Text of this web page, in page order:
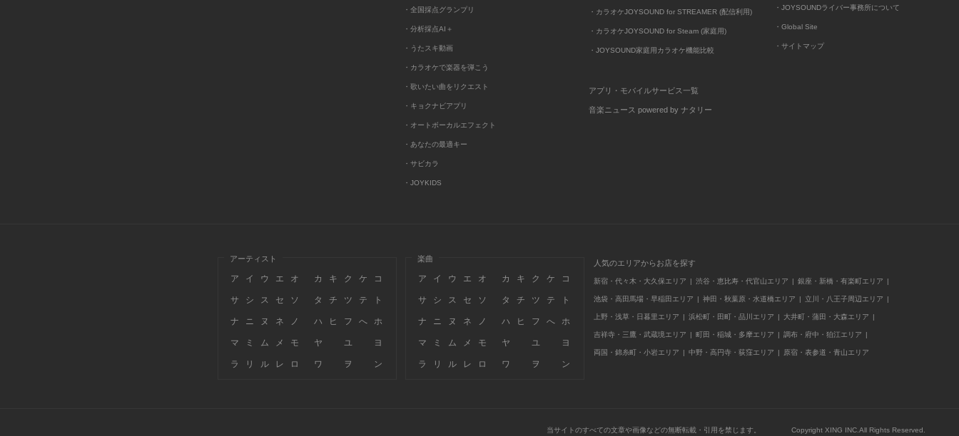
・全国採点グランプリ
・分析採点AI＋
・うたスキ動画
・カラオケで楽器を弾こう
・歌いたい曲をリクエスト
・キョクナビアプリ
・オートボーカルエフェクト
・あなたの最適キー
・サビカラ
・JOYKIDS
・カラオケJOYSOUND for STREAMER (配信利用)
・カラオケJOYSOUND for Steam (家庭用)
・JOYSOUND家庭用カラオケ機能比較
アプリ・モバイルサービス一覧
音楽ニュース powered by ナタリー
・JOYSOUNDライバー事務所について
・Global Site
・サイトマップ
アーティスト
ア イ ウ エ オ カ キ ク ケ コ
サ シ ス セ ソ タ チ ツ テ ト
ナ ニ ヌ ネ ノ ハ ヒ フ へ ホ
マ ミ ム メ モ ヤ ユ ヨ
ラ リ ル レ ロ ワ ヲ ン
楽曲
ア イ ウ エ オ カ キ ク ケ コ
サ シ ス セ ソ タ チ ツ テ ト
ナ ニ ヌ ネ ノ ハ ヒ フ へ ホ
マ ミ ム メ モ ヤ ユ ヨ
ラ リ ル レ ロ ワ ヲ ン
人気のエリアからお店を探す
新宿・代々木・大久保エリア 渋谷・恵比寿・代官山エリア 銀座・新橋・有楽町エリア
池袋・高田馬場・早稲田エリア 神田・秋葉原・水道橋エリア 立川・八王子周辺エリア
上野・浅草・日暮里エリア 浜松町・田町・品川エリア 大井町・蒲田・大森エリア
吉祥寺・三鷹・武蔵境エリア 町田・稲城・多摩エリア 調布・府中・狛江エリア
両国・錦糸町・小岩エリア 中野・高円寺・荻窪エリア 原宿・表参道・青山エリア
当サイトのすべての文章や画像などの無断転載・引用を禁じます。 Copyright XING INC.All Rights Reserved.